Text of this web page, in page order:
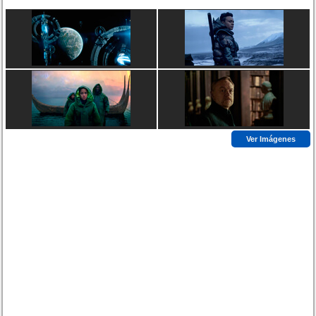
Ver Imágenes